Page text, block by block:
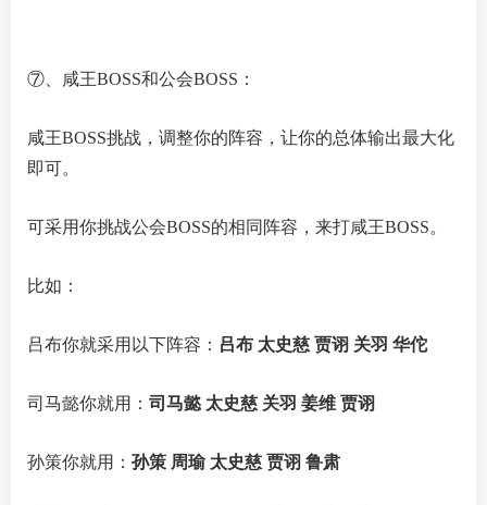
⑦、咸王BOSS和公会BOSS：
咸王BOSS挑战，调整你的阵容，让你的总体输出最大化
即可。
可采用你挑战公会BOSS的相同阵容，来打咸王BOSS。
比如：
吕布你就采用以下阵容： 吕布 太史慈 贾诩 关羽 华佗
司马懿你就用： 司马懿 太史慈 关羽 姜维 贾诩
孙策你就用： 孙策 周瑜 太史慈 贾诩 鲁肃